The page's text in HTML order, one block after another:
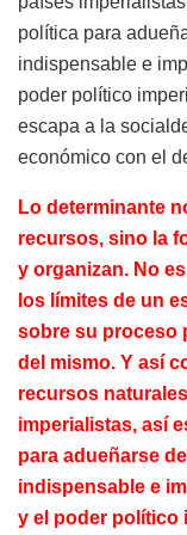
política para
indispensable e
poder político
escapa a la
económico con el
Lo determinante
recursos, sino la
y organizan. No
los límites de un
sobre su proceso
del mismo. Y así
recursos
imperialistas, así
para adueñarse
indispensable e
y el poder político